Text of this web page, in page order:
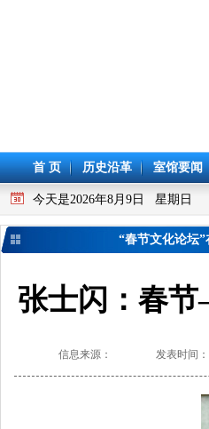
首 页 历史沿革 室馆要闻
今天是2026年8月9日 星期日
“春节文化论坛”
张士闪：春
信息来源： 发表时间